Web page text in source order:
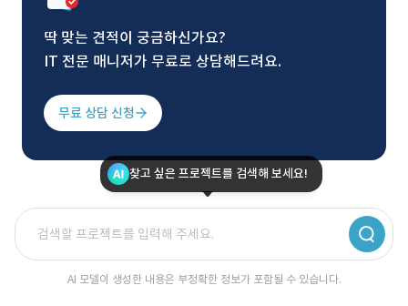
딱 맞는 견적이 궁금하신가요?
IT 전문 매니저가 무료로 상담해드려요.
무료 상담 신청
찾고 싶은 프로젝트를 검색해 보세요!
AI 모델이 생성한 내용은 부정확한 정보가 포함될 수 있습니다.